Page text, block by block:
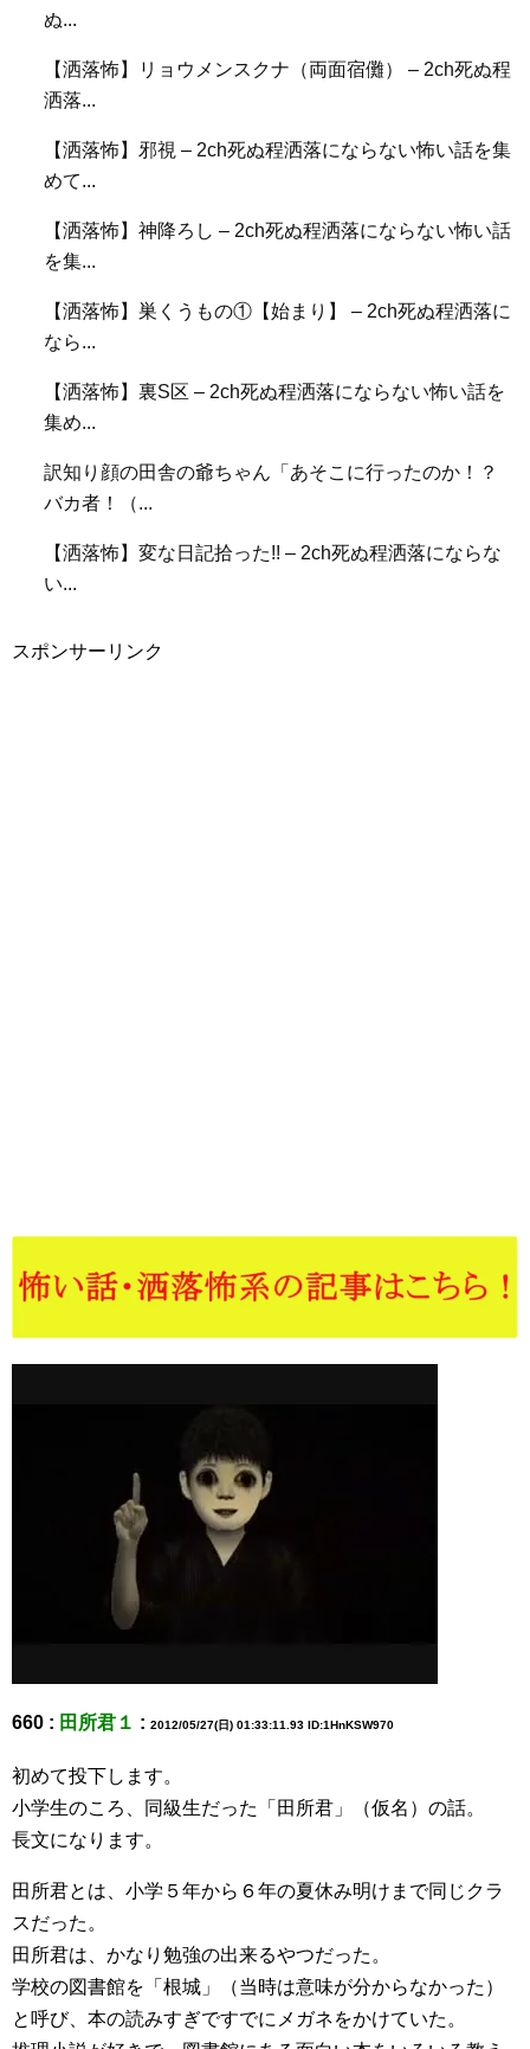
ぬ...
【洒落怖】リョウメンスクナ（両面宿儺） – 2ch死ぬ程
洒落...
【洒落怖】邪視 – 2ch死ぬ程洒落にならない怖い話を集
めて...
【洒落怖】神降ろし – 2ch死ぬ程洒落にならない怖い話
を集...
【洒落怖】巣くうもの①【始まり】 – 2ch死ぬ程洒落に
なら...
【洒落怖】裏S区 – 2ch死ぬ程洒落にならない怖い話を
集め...
訳知り顔の田舎の爺ちゃん「あそこに行ったのか！？
バカ者！（...
【洒落怖】変な日記拾った!! – 2ch死ぬ程洒落にならな
い...
スポンサーリンク
660 : 田所君１ : 2012/05/27(日) 01:33:11.93 ID:1HnKSW970
初めて投下します。
小学生のころ、同級生だった「田所君」（仮名）の話。
長文になります。
田所君とは、小学５年から６年の夏休み明けまで同じクラ
スだった。
田所君は、かなり勉強の出来るやつだった。
学校の図書館を「根城」（当時は意味が分からなかった）
と呼び、本の読みすぎですでにメガネをかけていた。